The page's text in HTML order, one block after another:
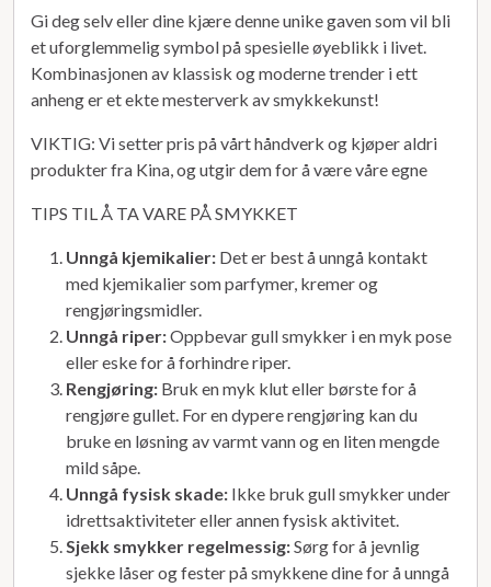
Gi deg selv eller dine kjære denne unike gaven som vil bli
et uforglemmelig symbol på spesielle øyeblikk i livet.
Kombinasjonen av klassisk og moderne trender i ett
anheng er et ekte mesterverk av smykkekunst!
VIKTIG: Vi setter pris på vårt håndverk og kjøper aldri
produkter fra Kina, og utgir dem for å være våre egne
TIPS TIL Å TA VARE PÅ SMYKKET
Unngå kjemikalier: Det er best å unngå kontakt
med kjemikalier som parfymer, kremer og
rengjøringsmidler.
Unngå riper:Oppbevar gull smykker i en myk pose
eller eske for å forhindre riper.
Rengjøring: Bruk en myk klut eller børste for å
rengjøre gullet. For en dypere rengjøring kan du
bruke en løsning av varmt vann og en liten mengde
mild såpe.
Unngå fysisk skade: Ikke bruk gull smykker under
idrettsaktiviteter eller annen fysisk aktivitet.
Sjekk smykker regelmessig:Sørg for å jevnlig
sjekke låser og fester på smykkene dine for å unngå